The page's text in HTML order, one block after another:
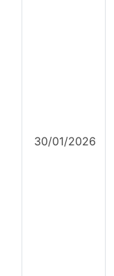
30/01/2026